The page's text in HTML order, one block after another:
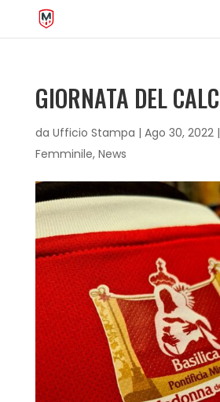
GIORNATA DEL
da Ufficio Stampa | Ago 30, 2022|
Femminile, News